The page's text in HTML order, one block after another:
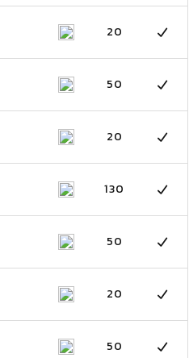
20
50
20
130
50
20
50